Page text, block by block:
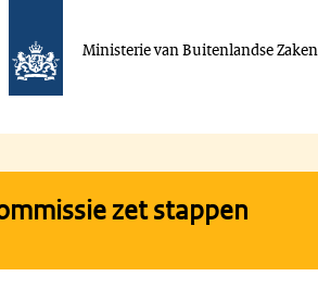
Ministerie van Buitenlandse Zaken
zet stappen